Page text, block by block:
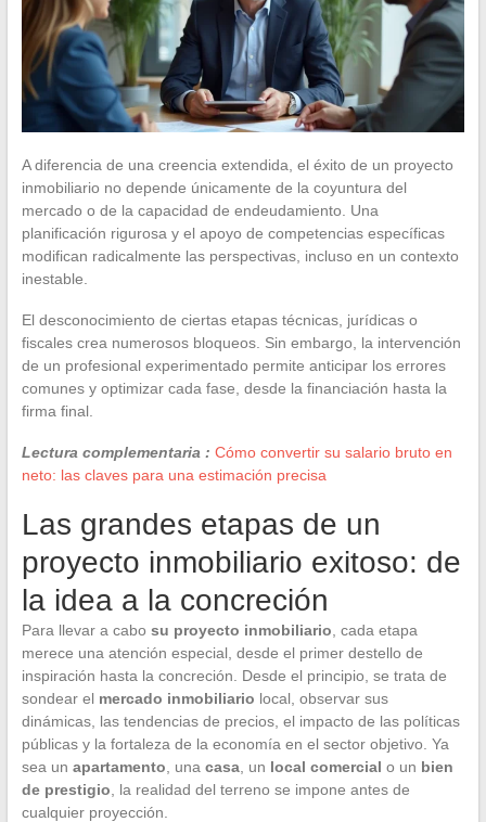
A diferencia de una creencia extendida, el éxito de un proyecto
inmobiliario no depende únicamente de la coyuntura del
mercado o de la capacidad de endeudamiento. Una
planificación rigurosa y el apoyo de competencias específicas
modifican radicalmente las perspectivas, incluso en un contexto
inestable.
El desconocimiento de ciertas etapas técnicas, jurídicas o
fiscales crea numerosos bloqueos. Sin embargo, la intervención
de un profesional experimentado permite anticipar los errores
comunes y optimizar cada fase, desde la financiación hasta la
firma final.
Lectura complementaria : Cómo convertir su salario bruto en
neto: las claves para una estimación precisa
Las grandes etapas de un
proyecto inmobiliario exitoso: de
la idea a la concreción
Para llevar a cabo su proyecto inmobiliario , cada etapa
merece una atención especial, desde el primer destello de
inspiración hasta la concreción. Desde el principio, se trata de
sondear el mercado inmobiliario local, observar sus
dinámicas, las tendencias de precios, el impacto de las políticas
públicas y la fortaleza de la economía en el sector objetivo. Ya
sea un apartamento , una casa, un local comercial o un bien
de prestigio , la realidad del terreno se impone antes de
cualquier proyección.